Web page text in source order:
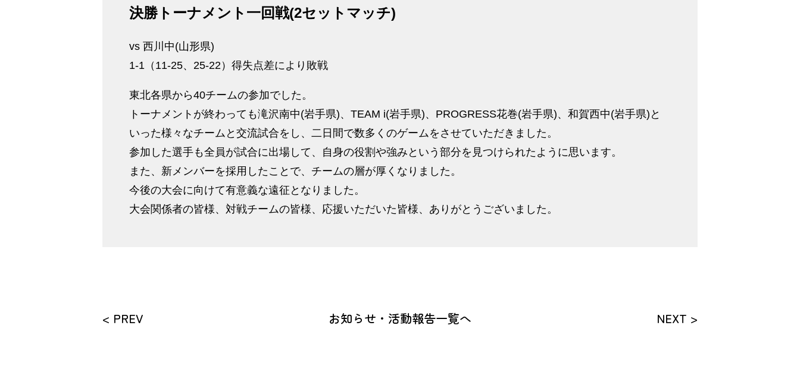
決勝トーナメント一回戦(2セットマッチ)
vs 西川中(山形県)
1-1（11-25、25-22）得失点差により敗戦
東北各県から40チームの参加でした。
トーナメントが終わっても滝沢南中(岩手県)、TEAM i(岩手県)、PROGRESS花巻(岩手県)、和賀西中(岩手県)と
いった様々なチームと交流試合をし、二日間で数多くのゲームをさせていただきました。
参加した選手も全員が試合に出場して、自身の役割や強みという部分を見つけられたように思います。
また、新メンバーを採用したことで、チームの層が厚くなりました。
今後の大会に向けて有意義な遠征となりました。
大会関係者の皆様、対戦チームの皆様、応援いただいた皆様、ありがとうございました。
< PREV お知らせ・活動報告一覧へ NEXT >